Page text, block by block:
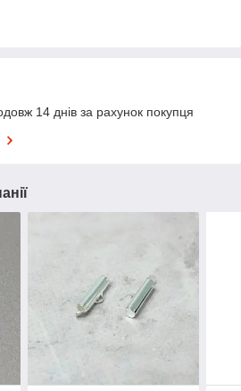
14 днів за рахунок покупця